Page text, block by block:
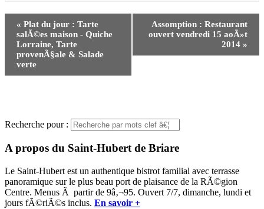
Navigation
Ã‰vÃ¨nement
« Plat du jour : Tarte
salÃ©es maison - Quiche
Lorraine, Tarte
provenÃ§ale & Salade
verte
Assomption : Restaurant
ouvert vendredi 15 aoÃ»t
2014 »
Recherche pour :
A propos du Saint-Hubert de Briare
Le Saint-Hubert est un authentique bistrot familial avec terrasse
panoramique sur le plus beau port de plaisance de la RÃ©gion
Centre. Menus Ã partir de 9â‚¬95. Ouvert 7/7, dimanche, lundi et
jours fÃ©riÃ©s inclus. En savoir +